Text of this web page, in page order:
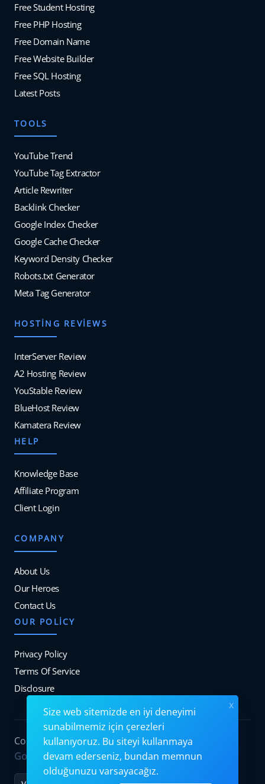
Free Student Hosting
Free PHP Hosting
Free Domain Name
Free Website Builder
Free SQL Hosting
Latest Posts
TOOLS
YouTube Trend
YouTube Tag Extractor
Article Rewriter
Backlink Checker
Google Index Checker
Google Cache Checker
Keyword Density Checker
Robots.txt Generator
Meta Tag Generator
HOSTING REVIEWS
InterServer Review
A2 Hosting Review
YouStable Review
BlueHost Review
Kamatera Review
HELP
Knowledge Base
Affiliate Program
Client Login
COMPANY
About Us
Our Heroes
Contact Us
OUR POLICY
Privacy Policy
Terms Of Service
Disclosure
Copyrights © 2026. All Rights Reserved by
Googiehost.
Size web sitemizde en iyi deneyimi
sunabilmemiz için çerezleri
kullanıyoruz. Bu siteyi kullanmaya
devam ederseniz, bundan memnun
olduğunuzu varsayacağız.
x